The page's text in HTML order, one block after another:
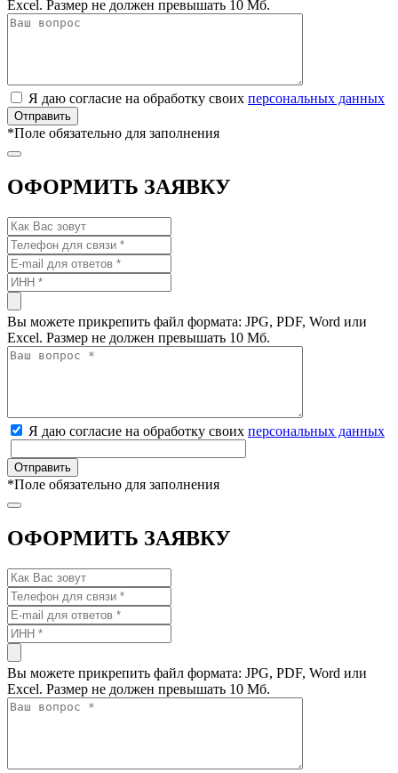
Excel. Размер не должен превышать 10 Мб.
Я даю согласие на обработку своих персональных данных
*Поле обязательно для заполнения
ОФОРМИТЬ ЗАЯВКУ
Вы можете прикрепить файл формата: JPG, PDF, Word или
Excel. Размер не должен превышать 10 Мб.
Я даю согласие на обработку своих персональных данных
*Поле обязательно для заполнения
ОФОРМИТЬ ЗАЯВКУ
Вы можете прикрепить файл формата: JPG, PDF, Word или
Excel. Размер не должен превышать 10 Мб.